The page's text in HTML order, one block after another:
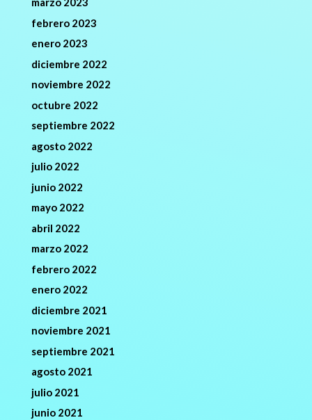
febrero 2023
enero 2023
diciembre 2022
noviembre 2022
octubre 2022
septiembre 2022
agosto 2022
julio 2022
junio 2022
mayo 2022
abril 2022
marzo 2022
febrero 2022
enero 2022
diciembre 2021
noviembre 2021
septiembre 2021
agosto 2021
julio 2021
junio 2021